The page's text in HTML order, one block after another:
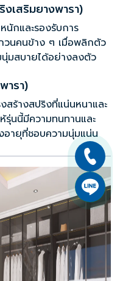
เสริมยางพารา)
นักและรองรับการ
กวนคนข้าง ๆ เมื่อพลิกตัว
มสบายได้อย่างลงตัว
ารา)
สร้างสปริงที่แน่นหนาและ
นนี้มีความทนทานและ
อายุที่ชอบความนุ่มแน่น